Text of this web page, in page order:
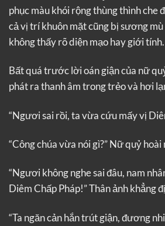
phục màu khói rộng thùng thình che
cả vị trí khuôn mặt cũng bị sương
không thấy rõ diện mạo hay giới tính.
Bất quá trước lời oán giận của nữ
phát ra thanh âm trong trẻo và hơi
“Ngươi sai rồi, ta vừa cứu mấy vị
“Công chúa vừa nói gì?” Nữ quỷ
“Ngươi không nghe sai đâu, nam
Diêm Chấp Pháp!” Thân ảnh khẳng
“Ta ngăn cản hắn trút giận, đương